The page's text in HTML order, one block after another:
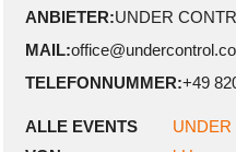
ANBIETER:UNDER
MAIL:
TELEFONNUMMER:+49
ALLE EVENTS
UNDER